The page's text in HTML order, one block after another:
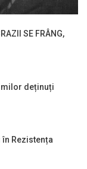
SE FRÂNG,
deținuți
în Rezistența